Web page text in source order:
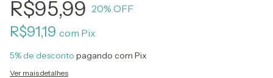
R$95,99 20% OFF
R$91,19 com Pix
5% de desconto pagando com Pix
Ver mais detalhes